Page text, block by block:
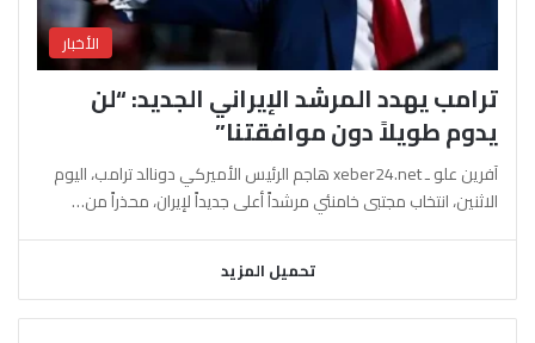
الأخبار
ترامب يهدد المرشد الإيراني الجديد: “لن
يدوم طويلاً دون موافقتنا”
آفرين علو ـ xeber24.net هاجم الرئيس الأميركي دونالد ترامب، اليوم
الاثنين، انتخاب مجتبى خامنئي مرشداً أعلى جديداً لإيران، محذراً من…
تحميل المزيد